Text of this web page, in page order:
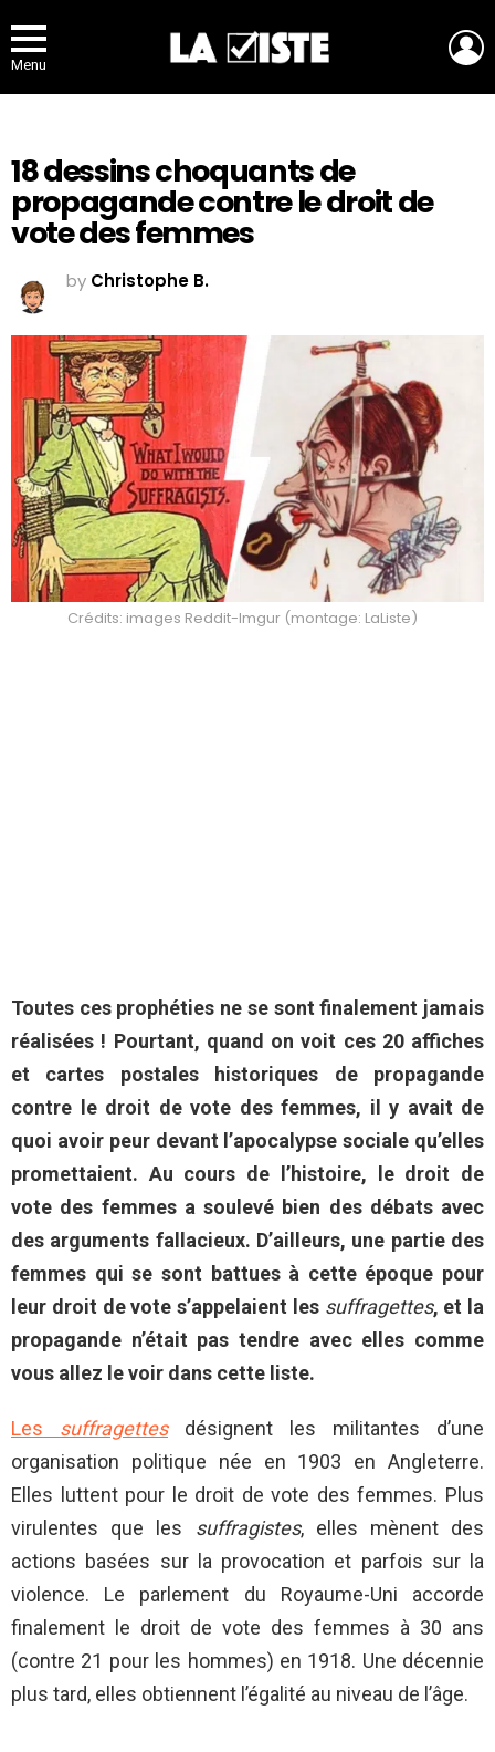
Menu
18 dessins choquants de
propagande contre le droit de
vote des femmes
by Christophe B.
Crédits: images Reddit-Imgur (montage: LaListe)
Toutes ces prophéties ne se sont finalement jamais
réalisées ! Pourtant, quand on voit ces 20 affiches
et cartes postales historiques de propagande
contre le droit de vote des femmes, il y avait de
quoi avoir peur devant l’apocalypse sociale qu’elles
promettaient. Au cours de l’histoire, le droit de
vote des femmes a soulevé bien des débats avec
des arguments fallacieux. D’ailleurs, une partie des
femmes qui se sont battues à cette époque pour
leur droit de vote s’appelaient les suffragettes, et la
propagande n’était pas tendre avec elles comme
vous allez le voir dans cette liste.
Les suffragettesdésignent les militantes d’une
organisation politique née en 1903 en Angleterre.
Elles luttent pour le droit de vote des femmes. Plus
virulentes que les suffragistes, elles mènent des
actions basées sur la provocation et parfois sur la
violence. Le parlement du Royaume-Uni accorde
finalement le droit de vote des femmes à 30 ans
(contre 21 pour les hommes) en 1918. Une décennie
plus tard, elles obtiennent l’égalité au niveau de l’âge.